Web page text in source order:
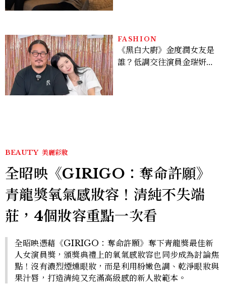
FASHION
《黑白大廚》金度潤女友是
誰？低調交往演員金瑞妍、
BEAUTY 美麗彩妝
全昭映《GIRIGO：奪命許願》
青龍獎氧氣感妝容！清純不失端
莊，4個妝容重點一次看
全昭映憑藉《GIRIGO：奪命許願》奪下青龍獎最佳新
人女演員獎，頒獎典禮上的氧氣感妝容也同步成為討論焦
點！沒有濃烈煙燻眼妝，而是利用粉嫩色調、乾淨眼妝與
果汁唇，打造清純又充滿高級感的新人妝範本。